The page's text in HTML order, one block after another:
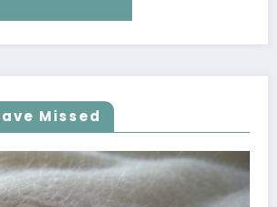
Missed